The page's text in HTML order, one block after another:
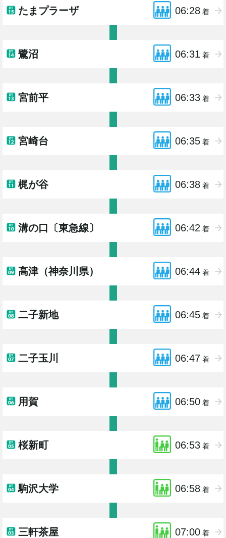
たまプラーザ 06:28 着
鷺沼 06:31 着
宮前平 06:33 着
宮崎台 06:35 着
梶が谷 06:38 着
溝の口〔東急線〕 06:42 着
高津（神奈川県） 06:44 着
二子新地 06:45 着
二子玉川 06:47 着
用賀 06:50 着
桜新町 06:53 着
駒沢大学 06:58 着
三軒茶屋 07:00 着